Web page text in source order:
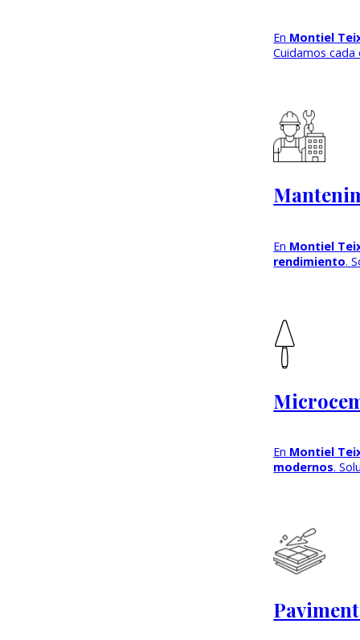
En Montiel
Cuidamos
En Montiel
rendimiento.
En Montiel
modernos.